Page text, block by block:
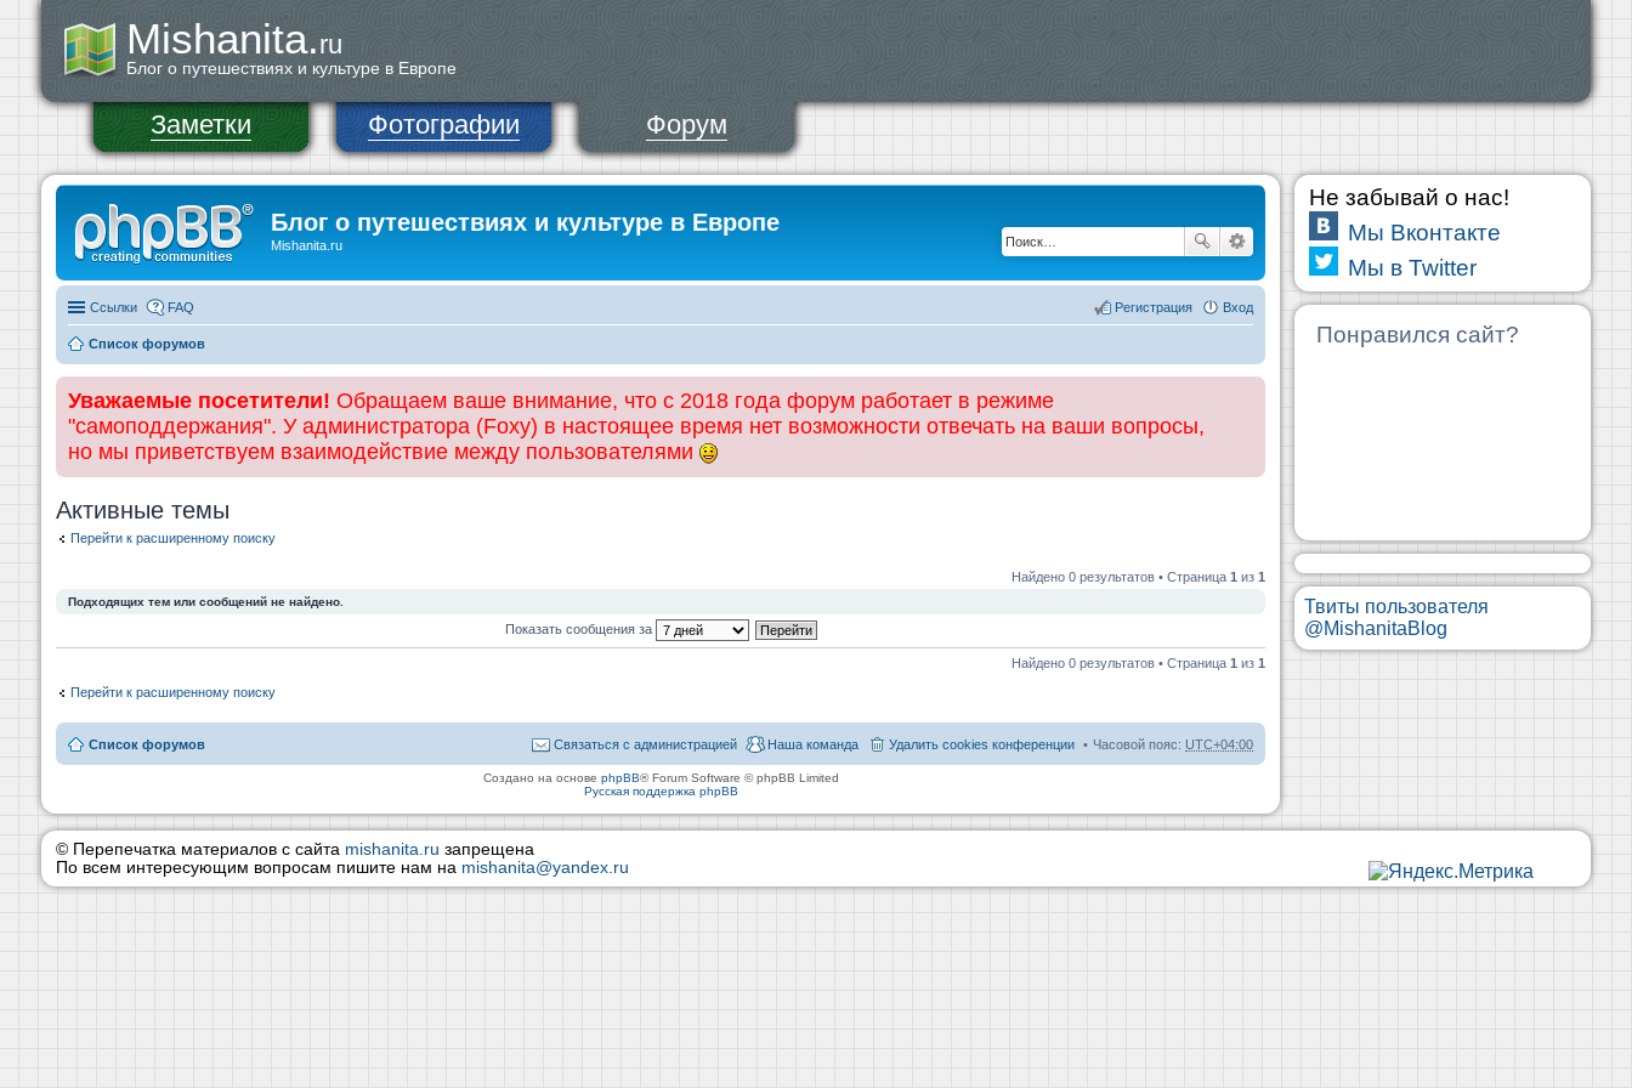
Mishanita.ru
Блог о путешествиях и культуре в Европе
Заметки Фотографии Форум
Блог о путешествиях и культуре в Европе
Mishanita.ru
Ссылки FAQ Вход
Регистрация
Список форумов
Уважаемые посетители! Обращаем ваше внимание, что с 2018 года форум работает в режиме
"самоподдержания". У администратора (Foxy) в настоящее время нет возможности отвечать на ваши вопросы,
но мы приветствуем взаимодействие между пользователями
Активные темы
Перейти к расширенному поиску
Найдено 0 результатов • Страница 1 из 1
Подходящих тем или сообщений не найдено.
Показать сообщения за
Найдено 0 результатов • Страница 1 из 1
Перейти к расширенному поиску
Список форумов Часовой пояс: UTC+04:00
Удалить cookies конференции
Наша команда
Связаться с администрацией
Создано на основе phpBB® Forum Software © phpBB Limited
Русская поддержка phpBB
Не забывай о нас!
Мы Вконтакте
Мы в Twitter
Понравился сайт?
Твиты пользователя
@MishanitaBlog
© Перепечатка материалов с сайта mishanita.ru запрещена
По всем интересующим вопросам пишите нам на mishanita@yandex.ru